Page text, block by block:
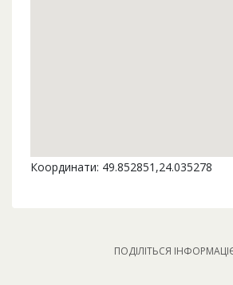
Координати: 49.852851,24.035278
ПОДІЛІТЬСЯ